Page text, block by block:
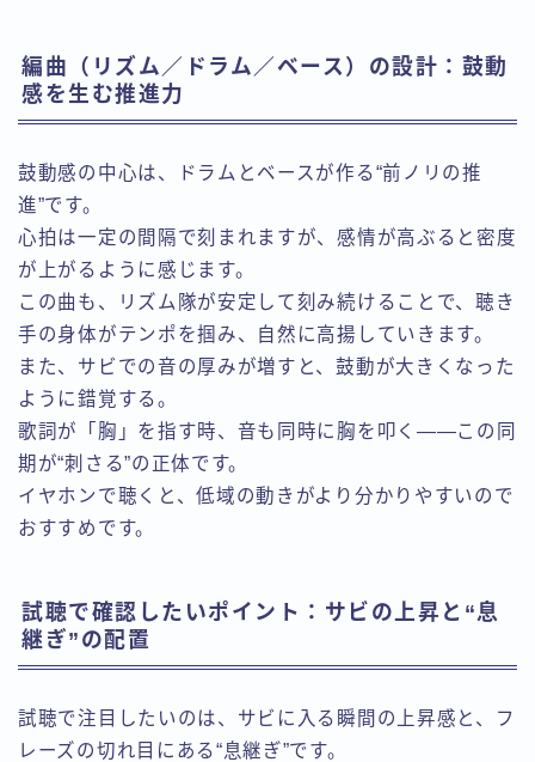
編曲（リズム／ドラム／ベース）の設計：鼓動
感を生む推進力
鼓動感の中心は、ドラムとベースが作る“前ノリの推
進”です。
心拍は一定の間隔で刻まれますが、感情が高ぶると密度
が上がるように感じます。
この曲も、リズム隊が安定して刻み続けることで、聴き
手の身体がテンポを掴み、自然に高揚していきます。
また、サビでの音の厚みが増すと、鼓動が大きくなった
ように錯覚する。
歌詞が「胸」を指す時、音も同時に胸を叩く——この同
期が“刺さる”の正体です。
イヤホンで聴くと、低域の動きがより分かりやすいので
おすすめです。
試聴で確認したいポイント：サビの上昇と“息
継ぎ”の配置
試聴で注目したいのは、サビに入る瞬間の上昇感と、フ
レーズの切れ目にある“息継ぎ”です。